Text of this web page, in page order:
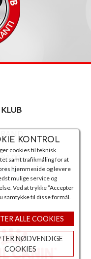
KONTROL
cookies til teknisk
samt trafikmåling for at
hjemmeside og levere
mulige service og
Ved at trykke ”Accepter
samtykke til disse formål.
ALLE COOKIES
NØDVENDIGE
COOKIES
00